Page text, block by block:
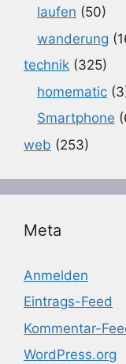
laufen (50)
wanderung
technik (325)
homematic
Smartphone
web (253)
Meta
Anmelden
Eintrags-Feed
Kommentar-
WordPress.org